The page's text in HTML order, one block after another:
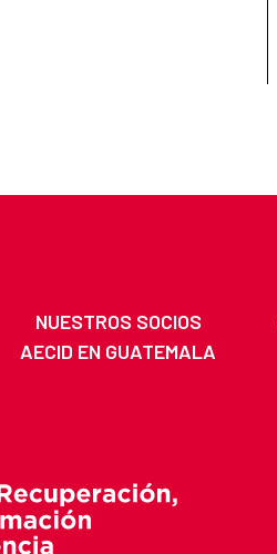
NUESTROS SOCIOS
AECID EN GUATEMALA